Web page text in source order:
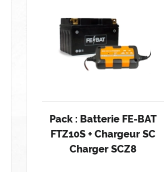
Pack : Batterie FE-BAT
FTZ10S + Chargeur SC
Charger SCZ8